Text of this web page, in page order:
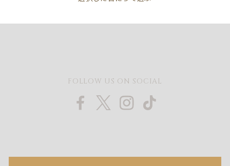
FOLLOW US ON SOCIAL